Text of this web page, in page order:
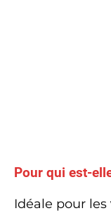
Pour qui est-
Idéale pour les